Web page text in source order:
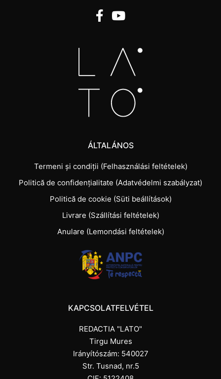
ÁLTALÁNOS
Termeni și condiții (Felhasználási feltételek)
Politică de confidențialitate (Adatvédelmi szabályzat)
Politică de cookie (Süti beállítások)
Livrare (Szállítási feltételek)
Anulare (Lemondási feltételek)
KAPCSOLATFELVÉTEL
REDACTIA "LATO"
Tirgu Mures
Irányítószám: 540027
Str. Tusnad, nr.5